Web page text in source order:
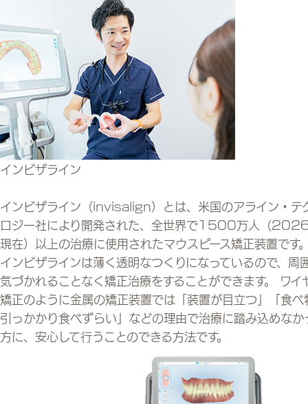
インビザライン
インビザライン（invisalign）とは、米国のアライン・テ
ロジー社により開発された、全世界で1500万人（
現在）以上の治療に使用されたマウスピース矯正装置です
インビザラインは薄く透明なつくりになっているので、周
気づかれることなく矯正治療をすることができます。 ワイ
矯正のように金属の矯正装置では「装置が目立つ」「食べ
引っかかり食べずらい」などの理由で治療に踏み込めなか
方に、安心して行うことのできる方法です。